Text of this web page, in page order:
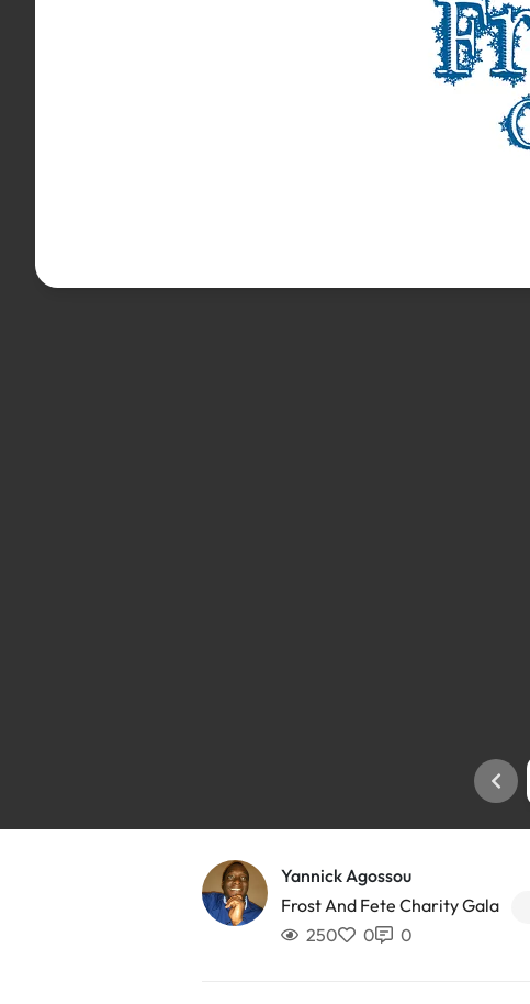
Yannick Agossou
Frost And Fete Charity Gala
250 0 0